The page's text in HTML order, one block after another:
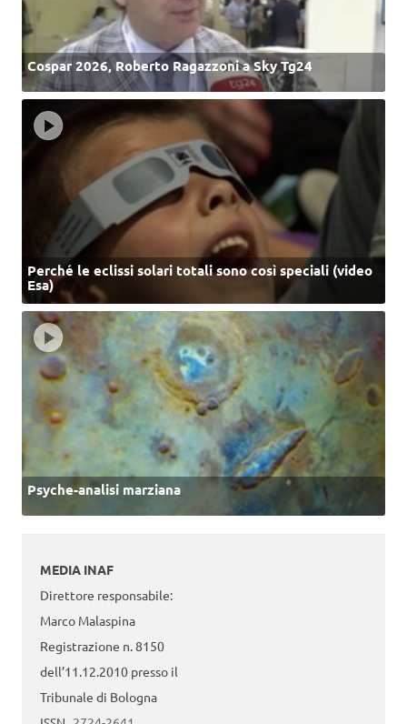
Cospar 2026, Roberto Ragazzoni a Sky Tg24
Perché le eclissi solari totali sono così speciali (video
Esa)
Psyche-analisi marziana
MEDIA INAF
Direttore responsabile:
Marco Malaspina
Registrazione n. 8150
dell’11.12.2010 presso il
Tribunale di Bologna